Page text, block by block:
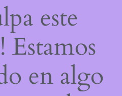
este
Estamos
en algo